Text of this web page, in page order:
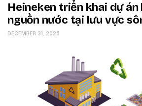
Heineken triển khai dự án
nguồn nước tại lưu vực
DECEMBER 31, 2025